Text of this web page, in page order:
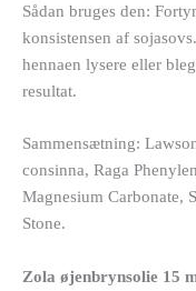
Sådan bruges den:
konsistensen af
hennaen lysere eller
resultat.
Sammensætning:
consinna, Raga
Magnesium Carbonate,
Stone.
Zola øjenbrynsolie 15